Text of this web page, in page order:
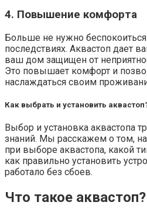
4. Повышение комфорта
Больше не нужно беспокоиться
последствиях. Аквастоп дает
ваш дом защищен от
Это повышает комфорт и
наслаждаться своим
Как выбрать и установить
Выбор и установка аквастопа
знаний. Мы расскажем о том,
при выборе аквастопа, какой
как правильно установить
работало без сбоев.
Что такое аквастоп?